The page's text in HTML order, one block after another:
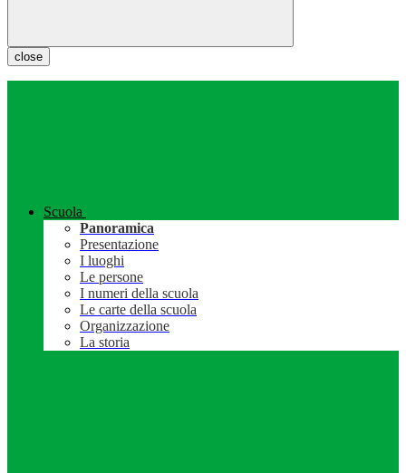
close
Scuola
Panoramica
Presentazione
I luoghi
Le persone
I numeri della scuola
Le carte della scuola
Organizzazione
La storia